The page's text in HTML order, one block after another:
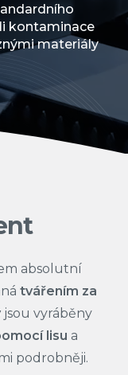
kontaminace
materiály
absolutní
tvářením za
jsou vyráběny
lisu a
podrobněji.